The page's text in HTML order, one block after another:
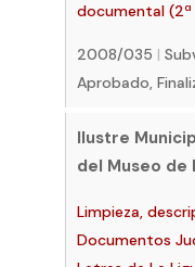
documental
2008/035 |
Aprobado,
Ilustre
del Museo de
Limpieza,
Documentos